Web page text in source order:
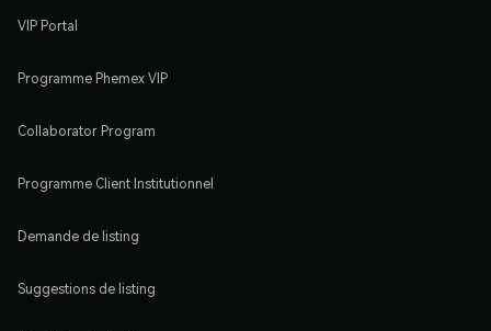
VIP Portal
Programme Phemex VIP
Collaborator Program
Programme Client Institutionnel
Demande de listing
Suggestions de listing